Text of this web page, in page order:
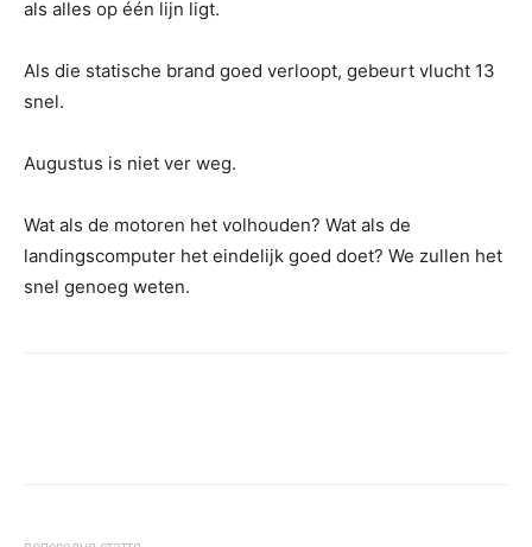
als alles op één lijn ligt.
Als die statische brand goed verloopt, gebeurt vlucht 13
snel.
Augustus is niet ver weg.
Wat als de motoren het volhouden? Wat als de
landingscomputer het eindelijk goed doet? We zullen het
snel genoeg weten.